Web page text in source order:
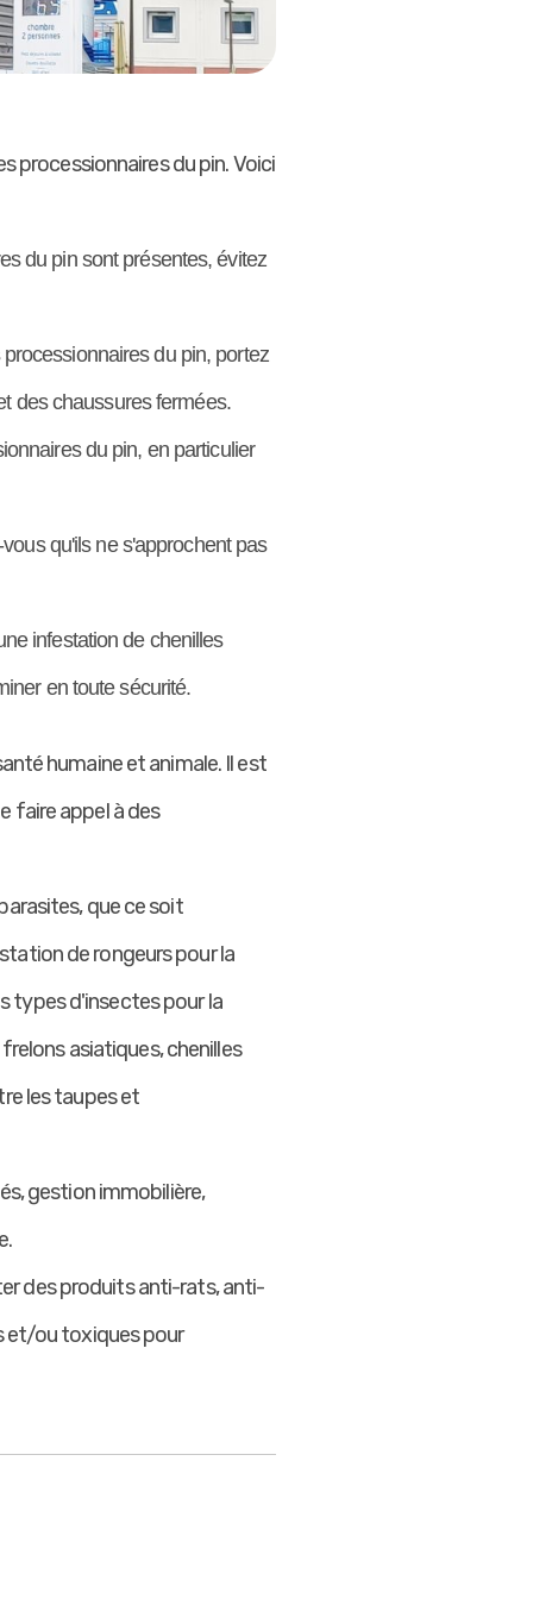
processionnaires du pin. Voici
du pin sont présentes, évitez
du pin, portez
des chaussures fermées.
du pin, en particulier
qu'ils ne s'approchent pas
infestation de chenilles
en toute sécurité.
humaine et animale. Il est
faire appel à des
que ce soit
de rongeurs pour la
types d'insectes pour la
asiatiques, chenilles
les taupes et
gestion immobilière,
des produits anti-rats, anti-
et/ou toxiques pour